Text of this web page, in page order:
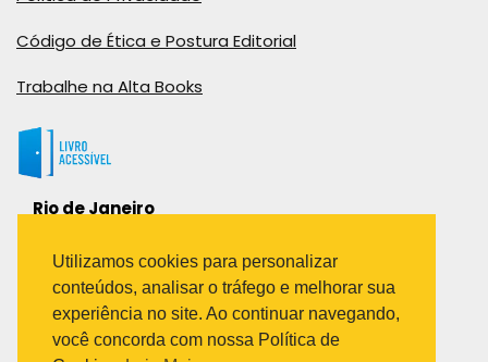
Código de Ética e Postura Editorial
Trabalhe na Alta Books
Rio de Janeiro
Bairro Industrial do Jacaré
Rio de Janeiro – RJ – CEP: 20970-031
Telefone:
(21) 3278-8069
Utilizamos cookies para personalizar
conteúdos, analisar o tráfego e melhorar sua
experiência no site. Ao continuar navegando,
você concorda com nossa Política de